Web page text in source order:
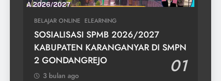
BELAJAR ONLINE ELEARNING
SOSIALISASI SPMB 2026/2027
KABUPATEN KARANGANYAR DI SMPN
2 GONDANGREJO
01
3 bulan ago